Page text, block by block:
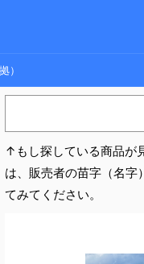
）
↑もし探している商品が
は、販売者の苗字（名字
てみてください。